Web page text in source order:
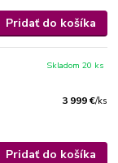
Pridať do košíka
3 999 €/ks
Skladom 20 ks
Pridať do košíka